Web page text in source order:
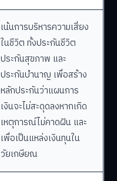
เน้นการบริหารความเสี่ยง
ในชีวิต ทั้งประกันชีวิต
ประกันสุขภาพ และ
ประกันบำนาญ เพื่อสร้าง
หลักประกันว่าแผนการ
เงินจะไม่สะดุดลงหากเกิด
เหตุการณ์ไม่คาดฝัน และ
เพื่อเป็นแหล่งเงินทุนใน
วัยเกษียณ